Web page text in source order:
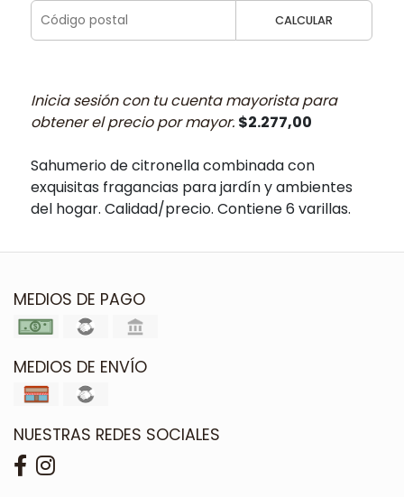
CALCULAR
Inicia sesión con tu cuenta mayorista para
obtener el precio por mayor: $2.277,00
Sahumerio de citronella combinada con
exquisitas fragancias para jardín y ambientes
del hogar. Calidad/precio. Contiene 6 varillas.
MEDIOS DE PAGO
MEDIOS DE ENVÍO
NUESTRAS REDES SOCIALES